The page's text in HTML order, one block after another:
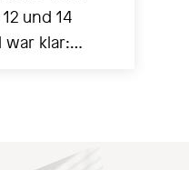
und 14
war klar: